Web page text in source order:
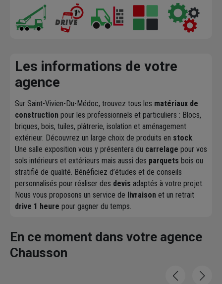
Les informations de votre
agence
Sur Saint-Vivien-Du-Médoc, trouvez tous les matériaux de
construction pour les professionnels et particuliers : Blocs,
briques, bois, tuiles, plâtrerie, isolation et aménagement
extérieur. Découvrez un large choix de produits en stock.
Une salle exposition vous y présentera du carrelage pour vos
sols intérieurs et extérieurs mais aussi des parquets bois ou
stratifié de qualité. Bénéficiez d’études et de conseils
personnalisés pour réaliser des devis adaptés à votre projet.
Nous vous proposons un service de livraison et un retrait
drive 1 heure pour gagner du temps.
En ce moment dans votre agence
Chausson